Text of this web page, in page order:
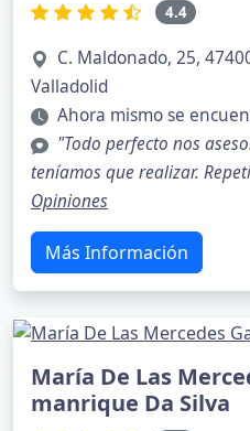
4.4
C. Maldonado, 25,
Valladolid
Ahora mismo se
"Todo perfecto nos
teníamos que realizar.
Opiniones
Más Información
María De Las
manrique Da Silva